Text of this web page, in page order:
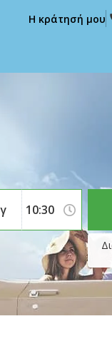
Η κράτησή μου